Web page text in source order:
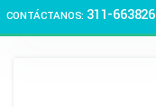
CONTÁCTANOS: 311-
🏠 Stay at